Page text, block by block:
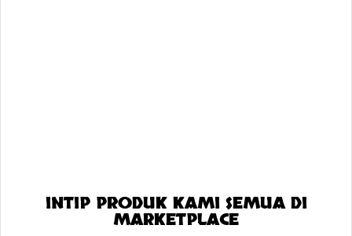
INTIP PRODUK KAMI SEMUA DI
MARKETPLACE